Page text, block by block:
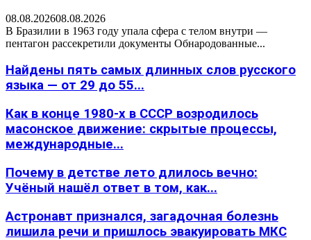
08.08.202608.08.2026
В Бразилии в 1963 году упала сфера с телом внутри —
пентагон рассекретили документы Обнародованные...
Найдены пять самых длинных слов русского
языка — от 29 до 55...
Как в конце 1980-х в СССР возродилось
масонское движение: скрытые процессы,
международные...
Почему в детстве лето длилось вечно:
Учёный нашёл ответ в том, как...
Астронавт признался, загадочная болезнь
лишила речи и пришлось эвакуировать МКС